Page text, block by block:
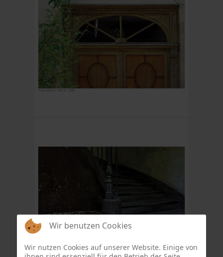
Wir benutzen Cookies
Wir nutzen Cookies auf unserer Website. Einige von